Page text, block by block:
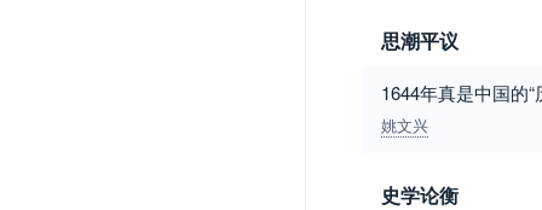
思潮平议
1644年真是中国的“
姚文兴
史学论衡